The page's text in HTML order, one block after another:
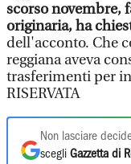
scorso novembre,
originaria, ha
dell'acconto. Che
reggiana aveva
trasferimenti per
RISERVATA
Non lasciare
scegli Gazzetta di